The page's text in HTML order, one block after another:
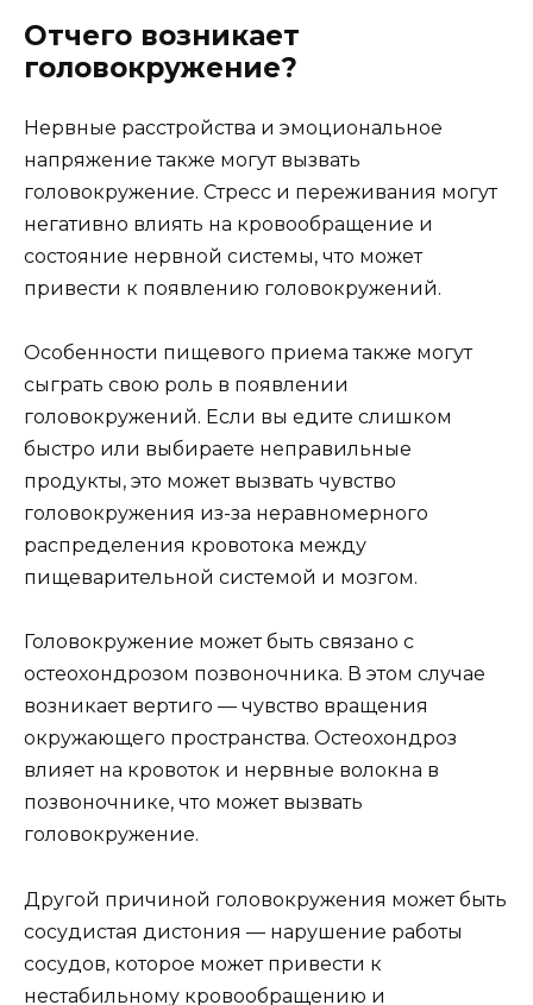
Отчего возникает
головокружение?
Нервные расстройства и эмоциональное
напряжение также могут вызвать
головокружение. Стресс и переживания могут
негативно влиять на кровообращение и
состояние нервной системы, что может
привести к появлению головокружений.
Особенности пищевого приема также могут
сыграть свою роль в появлении
головокружений. Если вы едите слишком
быстро или выбираете неправильные
продукты, это может вызвать чувство
головокружения из-за неравномерного
распределения кровотока между
пищеварительной системой и мозгом.
Головокружение может быть связано с
остеохондрозом позвоночника. В этом случае
возникает вертиго — чувство вращения
окружающего пространства. Остеохондроз
влияет на кровоток и нервные волокна в
позвоночнике, что может вызвать
головокружение.
Другой причиной головокружения может быть
сосудистая дистония — нарушение работы
сосудов, которое может привести к
нестабильному кровообращению и